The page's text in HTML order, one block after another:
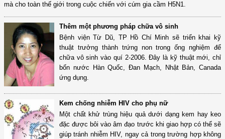
mà cho toàn thế giới trong cuộc chiến với cúm gia cầm H5N1.
Thêm một phương pháp chữa vô sinh
Bệnh viện Từ Dũ, TP Hồ Chí Minh sẽ triển khai kỹ
thuật trưởng thành trứng non trong ống nghiệm để
chữa vô sinh vào quí 2-2006. Đây là kỹ thuật mới, chỉ
bốn nước Hàn Quốc, Đan Mạch, Nhật Bản, Canada
ứng dụng.
Kem chống nhiễm HIV cho phụ nữ
Một chất khử trùng hiệu quả dưới dạng kem hay keo
đặc được bôi vào âm đạo trước khi giao hợp có thể sẽ
giúp tránh nhiễm HIV, ngay cả trong trường hợp không